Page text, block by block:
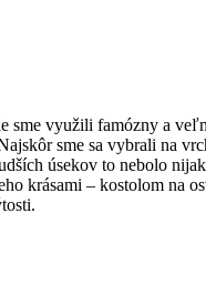
sme využili famózny a
sme sa vybrali na
úsekov to nebolo
krásami – kostolom na